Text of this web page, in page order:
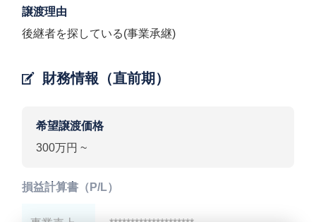
譲渡理由
後継者を探している(事業承継)
財務情報（直前期）
希望譲渡価格
300万円 ~
損益計算書（P/L）